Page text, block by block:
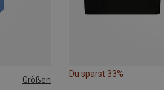
Größen
Du sparst 33%